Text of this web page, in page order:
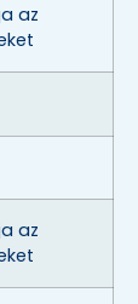
az
az